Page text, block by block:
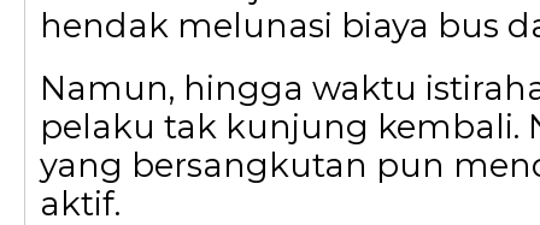
hendak melunasi biaya bus
Namun, hingga waktu
pelaku tak kunjung kembali.
yang bersangkutan pun
aktif.